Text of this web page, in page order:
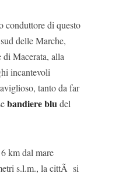
conduttore di questo
delle Marche,
Macerata, alla
incantevoli
tanto da far
bandiere bludel
km dal mare
s.l.m., la cittÃ si